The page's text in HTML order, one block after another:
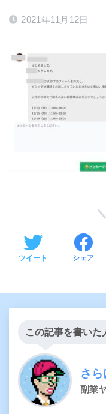
2021年11月12日
ツイート シェア
この記事を書いた
さ
副業